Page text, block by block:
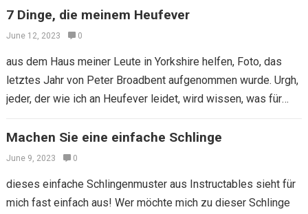
7 Dinge, die meinem Heufever
June 12, 2023 0
aus dem Haus meiner Leute in Yorkshire helfen, Foto, das
letztes Jahr von Peter Broadbent aufgenommen wurde. Urgh,
jeder, der wie ich an Heufever leidet, wird wissen, was für
Machen Sie eine einfache Schlinge
June 9, 2023 0
dieses einfache Schlingenmuster aus Instructables sieht für
mich fast einfach aus! Wer möchte mich zu dieser Schlinge